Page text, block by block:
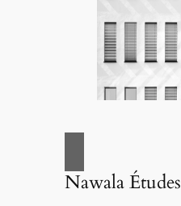
Nawala Études